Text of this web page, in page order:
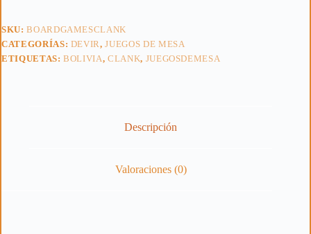
SKU:BOARDGAMESCLANK
CATEGORÍAS: DEVIR,JUEGOS DE MESA
ETIQUETAS:BOLIVIA,CLANK, JUEGOSDEMESA
Descripción
Valoraciones (0)